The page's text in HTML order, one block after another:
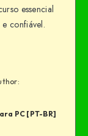
essencial
confiável.
PC [PT-BR]